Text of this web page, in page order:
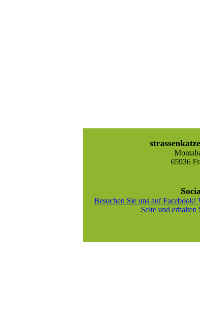
65936
Besuchen Sie uns auf Facebook!
Seite und erhalten